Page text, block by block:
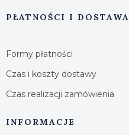
PŁATNOŚCI I DOSTAWA
Formy płatności
Czas i koszty dostawy
Czas realizacji zamówienia
INFORMACJE